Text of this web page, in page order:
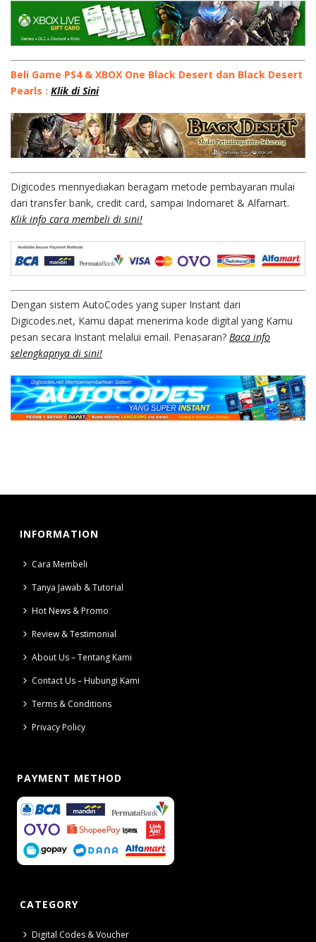
Beli Game PS4 & XBOX One Black Desert dan Black Desert
Pearls : Klik di Sini
Digicodes mennyediakan beragam metode pembayaran mulai
dari transfer bank, credit card, sampai Indomaret & Alfamart.
Klik info cara membeli di sini!
Dengan sistem AutoCodes yang super Instant dari
Digicodes.net, Kamu dapat menerima kode digital yang Kamu
pesan secara Instant melalui email. Penasaran? Baca info
selengkapnya di sini!
INFORMATION
Cara Membeli
Tanya Jawab & Tutorial
Hot News & Promo
Review & Testimonial
About Us – Tentang Kami
Contact Us – Hubungi Kami
Terms & Conditions
Privacy Policy
PAYMENT METHOD
CATEGORY
Digital Codes & Voucher